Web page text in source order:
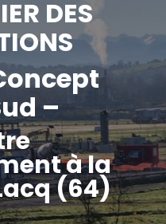
DES
–
à la
(64)